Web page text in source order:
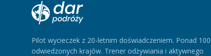
Pilot wycieczek z 20-letnim doświadczeniem. Ponad 100
odwiedzonych krajów. Trener odżywiania i aktywnego